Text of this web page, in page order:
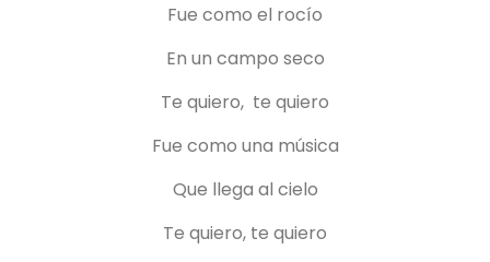
Fue como el rocío
En un campo seco
Te quiero, te quiero
Fue como una música
Que llega al cielo
Te quiero, te quiero